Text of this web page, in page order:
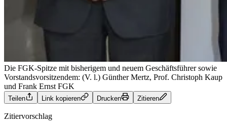
Die FGK-Spitze mit bisherigem und neuem Geschäftsführer sowie
Vorstandsvorsitzendem: (V. l.) Günther Mertz, Prof. Christoph Kaup
und Frank Ernst FGK
Teilen Link kopieren Drucken Zitieren
Zitiervorschlag